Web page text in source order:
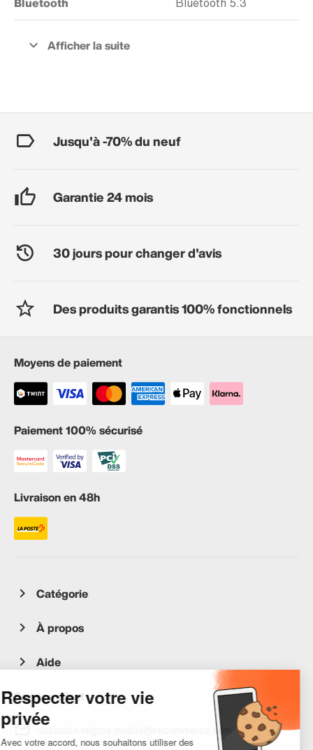
Jusqu'à -70% du neuf
Garantie 24 mois
30 jours pour changer d'avis
Des produits garantis 100% fonctionnels
Moyens de paiement
Paiement 100% sécurisé
Livraison en 48h
Catégorie
À propos
Aide
Service client
occasion.migros.mobile@recommerce.com